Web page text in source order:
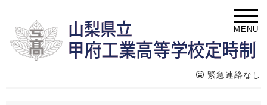
MENU
緊急連絡なし